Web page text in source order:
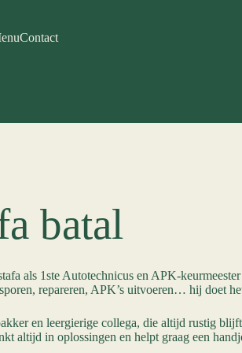
Contact
batal
als 1ste Autotechnicus en APK-
repareren, APK’s uitvoeren… hij doet
en leergierige collega, die altijd rustig
altijd in oplossingen en helpt graag een